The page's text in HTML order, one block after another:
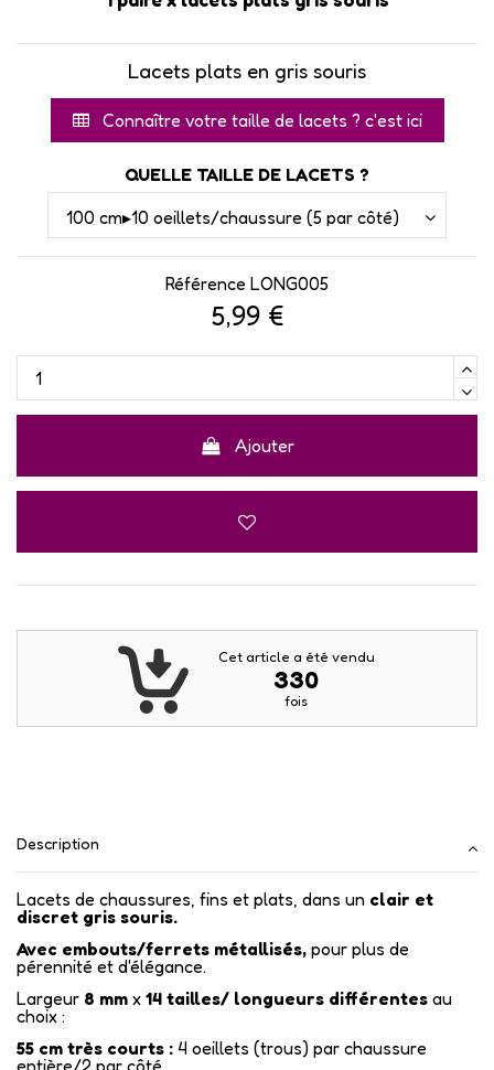
Lacets plats en gris souris
Connaître votre taille de lacets ? c'est ici
QUELLE TAILLE DE LACETS ?
Référence LONG005
5,99 €
Ajouter
Cet article a été vendu
330
fois
Description
Lacets de chaussures, fins et plats, dans un clair et
discret gris souris.
Avec embouts/ferrets métallisés, pour plus de
pérennité et d'élégance.
Largeur 8 mm x 14 tailles/ longueurs différentes au
choix :
55 cm très courts : 4 oeillets (trous) par chaussure
entière/2 par côté